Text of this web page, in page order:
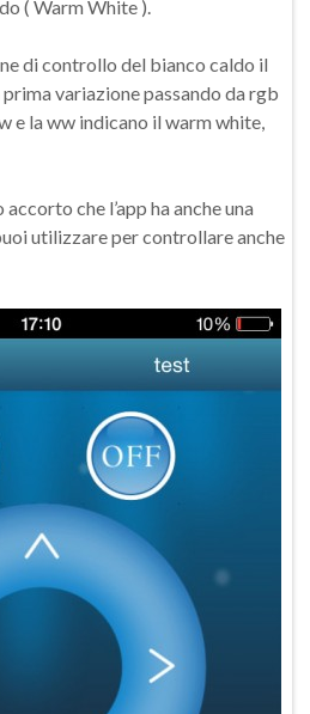
( Warm White ).
di controllo del bianco caldo il
variazione passando da rgb
e la ww indicano il warm white,
che l’app ha anche una
utilizzare per controllare anche